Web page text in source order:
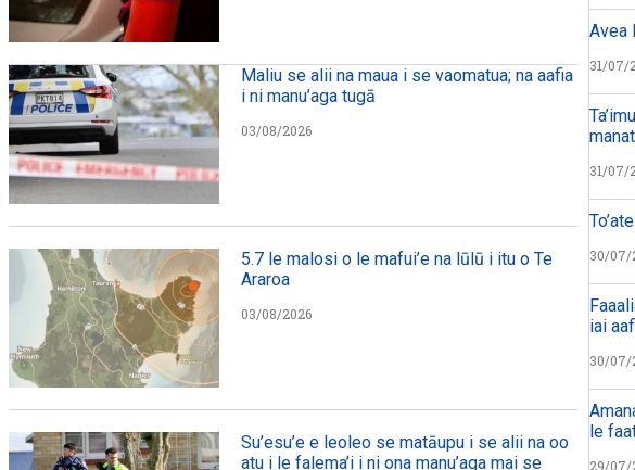
Maliu se alii na maua i se vaomatua; na aafia
i ni manu’aga tugā
03/08/2026
5.7 le malosi o le mafui’e na lūlū i itu o Te
Araroa
03/08/2026
Su’esu’e e leoleo se matāupu i se alii na oo
atu i le falema’i i ni ona manu’aga mai se
Avea
31/07/
31/07/
30/07/
iai
30/07/
le
29/07/